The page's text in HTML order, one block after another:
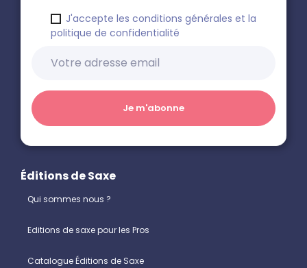
J'accepte les conditions générales et la
politique de confidentialité
Éditions de Saxe
Qui sommes nous ?
Editions de saxe pour les Pros
Catalogue Éditions de Saxe